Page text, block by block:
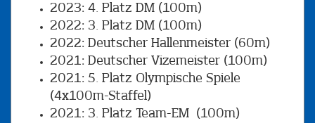
2023: 4. Platz DM (100m)
2022: 3. Platz DM (100m)
2022: Deutscher Hallenmeister (60m)
2021: Deutscher Vizemeister (100m)
2021: 5. Platz Olympische Spiele
(4x100m-Staffel)
2021: 3. Platz Team-EM (100m)